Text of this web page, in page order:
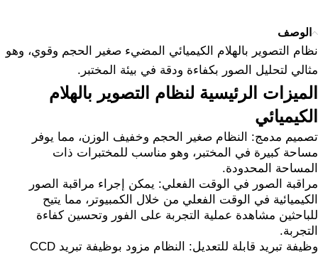
الوصف
نظام التصوير بالهلام الكيميائي المضيء صغير الحجم وقوي، وهو
مثالي لتحليل الصور بكفاءة ودقة في بيئة المختبر.
الميزات الرئيسية لنظام التصوير بالهلام
الكيميائي
تصميم مدمج: النظام صغير الحجم وخفيف الوزن، مما يوفر
مساحة كبيرة في المختبر، وهو مناسب للمختبرات ذات
المساحة المحدودة.
مراقبة الصور في الوقت الفعلي: يمكن إجراء مراقبة الصور
الكيميائية في الوقت الفعلي من خلال الكمبيوتر، مما يتيح
للباحثين مشاهدة عملية التجربة على الفور وتحسين كفاءة
التجربة.
وظيفة تبريد قابلة للتعديل: النظام مزود بوظيفة تبريد CCD